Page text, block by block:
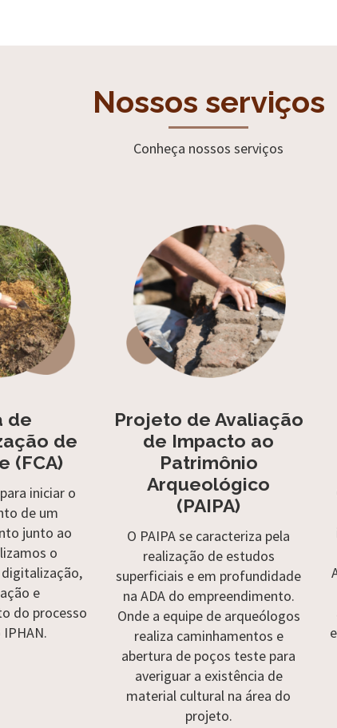
Nossos serviços
Conheça nossos serviços
de
de
(FCA)
iniciar o
de um
junto ao
o
e
do processo
Projeto de Avaliação
de Impacto ao
Patrimônio
Arqueológico
(PAIPA)
O PAIPA se caracteriza pela
realização de estudos
superficiais e em profundidade
na ADA do empreendimento.
Onde a equipe de arqueólogos
realiza caminhamentos e
abertura de poços teste para
averiguar a existência de
material cultural na área do
projeto.